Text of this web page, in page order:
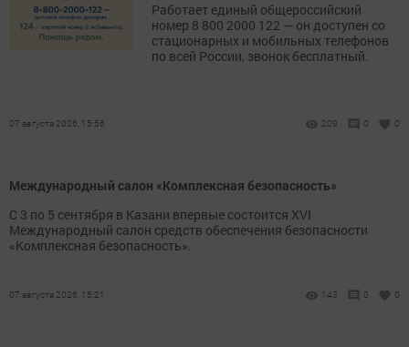
Работает единый общероссийский
номер 8 800 2000 122 — он доступен со
стационарных и мобильных телефонов
по всей России, звонок бесплатный.
07 августа 2026, 15:56 209 0 0
Международный салон «Комплексная безопасность»
С 3 по 5 сентября в Казани впервые состоится XVI
Международный салон средств обеспечения безопасности
«Комплексная безопасность».
07 августа 2026, 15:21 143 0 0